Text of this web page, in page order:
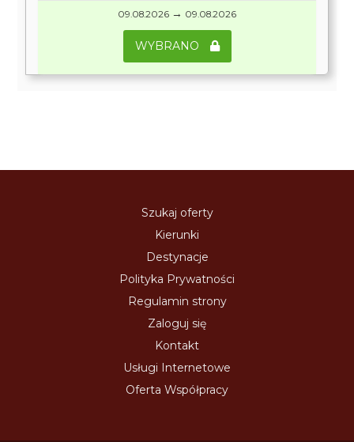
09.08.2026 → 09.08.2026
WYBRANO
Szukaj oferty
Kierunki
Destynacje
Polityka Prywatności
Regulamin strony
Zaloguj się
Kontakt
Usługi Internetowe
Oferta Współpracy